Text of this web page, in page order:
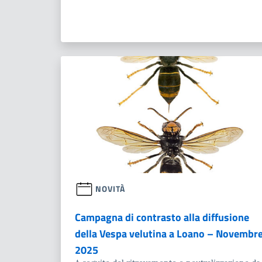
NOVITÀ
Campagna di contrasto alla diffusione
della Vespa velutina a Loano –
2025